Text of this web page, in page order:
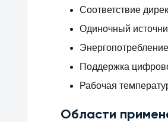
Соответствие
Одиночный
Поддержка
Рабочая
Области